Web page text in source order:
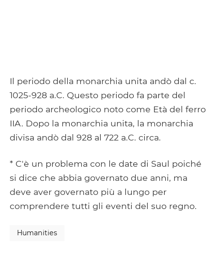
Il periodo della monarchia unita andò dal c.
1025-928 a.C. Questo periodo fa parte del
periodo archeologico noto come Età del ferro
IIA. Dopo la monarchia unita, la monarchia
divisa andò dal 928 al 722 a.C. circa.
* C'è un problema con le date di Saul poiché
si dice che abbia governato due anni, ma
deve aver governato più a lungo per
comprendere tutti gli eventi del suo regno.
Humanities